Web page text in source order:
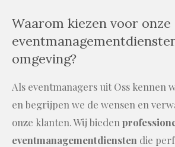
Waarom kiezen voor onze
omgeving?
Als eventmanagers uit Oss kennen
en begrijpen we de wensen en
onze klanten. Wij bieden
eventmanagementdiensten die